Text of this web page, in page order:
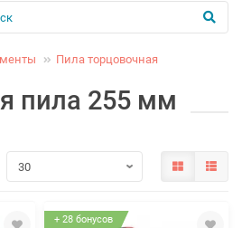
Пила торцовочная
пила 255 мм
+ 28 бонусов